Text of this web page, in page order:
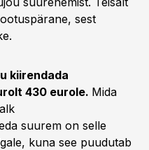
sest
kiirendada
430 eurole. Mida
suurem on selle
kuna see puudutab